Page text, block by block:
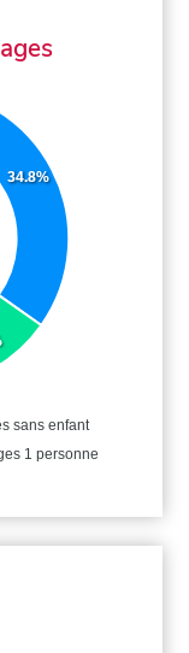
34.8%
sans enfant
1 personne